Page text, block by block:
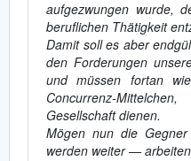
aufgezwungen wurde,
beruflichen Thätigkeit
Damit soll es aber
den Forderungen
und müssen fortan
Concurrenz-
Gesellschaft dienen.
Mögen nun die
werden weiter —